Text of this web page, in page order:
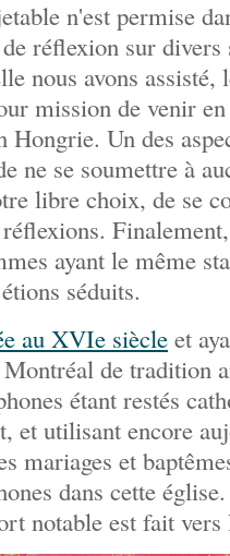
n'est permise
réflexion sur divers
nous avons assisté,
mission de venir
Hongrie. Un des
ne se soumettre à
libre choix, de se
ayant le même
séduits.
au XVIe siècle et
de tradition
étant restés
et utilisant encore
mariages et
dans cette
notable est fait